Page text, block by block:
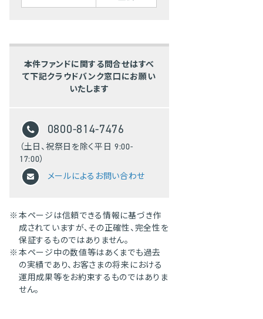
本件ファンドに関する問合せはすべ
て下記クラウドバンク窓口にお願い
いたします
0800-814-7476
（土日、祝祭日を除く平日 9:00-
17:00）
メールによるお問い合わせ
※ 本ページは信頼できる情報に基づき作
成されていますが、その正確性、完全性を
保証するものではありません。
※ 本ページ中の数値等はあくまでも過去
の実績であり、お客さまの将来における
運用成果等をお約束するものではありま
せん。